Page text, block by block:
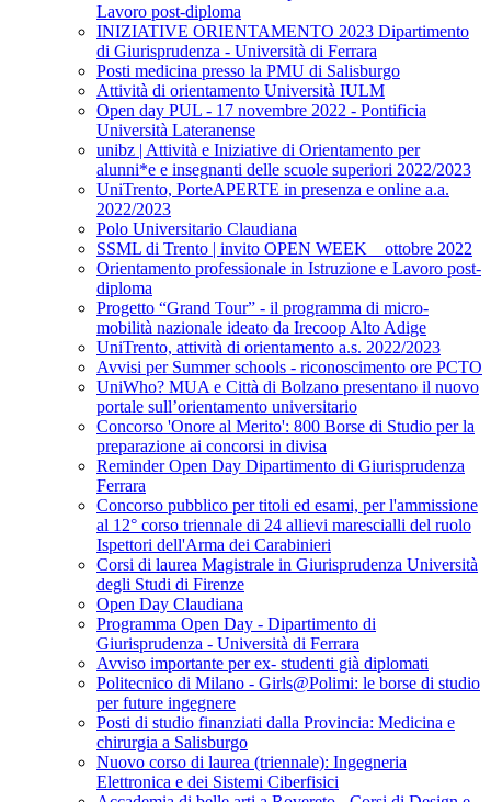
Lavoro post-diploma
INIZIATIVE ORIENTAMENTO 2023 Dipartimento
di Giurisprudenza - Università di Ferrara
Posti medicina presso la PMU di Salisburgo
Attività di orientamento Università IULM
Open day PUL - 17 novembre 2022 - Pontificia
Università Lateranense
unibz | Attività e Iniziative di Orientamento per
alunni*e e insegnanti delle scuole superiori 2022/2023
UniTrento, PorteAPERTE in presenza e online a.a.
2022/2023
Polo Universitario Claudiana
SSML di Trento | invito OPEN WEEK _ ottobre 2022
Orientamento professionale in Istruzione e Lavoro post-
diploma
Progetto “Grand Tour” - il programma di micro-
mobilità nazionale ideato da Irecoop Alto Adige
UniTrento, attività di orientamento a.s. 2022/2023
Avvisi per Summer schools - riconoscimento ore PCTO
UniWho? MUA e Città di Bolzano presentano il nuovo
portale sull’orientamento universitario
Concorso 'Onore al Merito': 800 Borse di Studio per la
preparazione ai concorsi in divisa
Reminder Open Day Dipartimento di Giurisprudenza
Ferrara
Concorso pubblico per titoli ed esami, per l'ammissione
al 12° corso triennale di 24 allievi marescialli del ruolo
Ispettori dell'Arma dei Carabinieri
Corsi di laurea Magistrale in Giurisprudenza Università
degli Studi di Firenze
Open Day Claudiana
Programma Open Day - Dipartimento di
Giurisprudenza - Università di Ferrara
Avviso importante per ex- studenti già diplomati
Politecnico di Milano - Girls@Polimi: le borse di studio
per future ingegnere
Posti di studio finanziati dalla Provincia: Medicina e
chirurgia a Salisburgo
Nuovo corso di laurea (triennale): Ingegneria
Elettronica e dei Sistemi Ciberfisici